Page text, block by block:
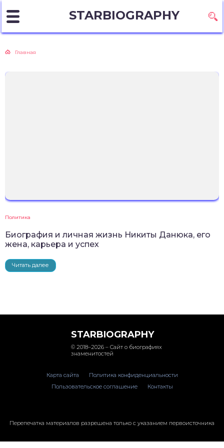
STARBIOGRAPHY
Главная
Политика
Биография и личная жизнь Никиты Данюка, его
жена, карьера и успех
Читать далее
STARBIOGRAPHY
© 2018–2026 – Сайт о биографиях
знаменитостей
Карта сайта
Политика конфиденциальности
Пользовательское соглашение
Контакты
Перепечатка материалов разрешена только с указанием первоисточника